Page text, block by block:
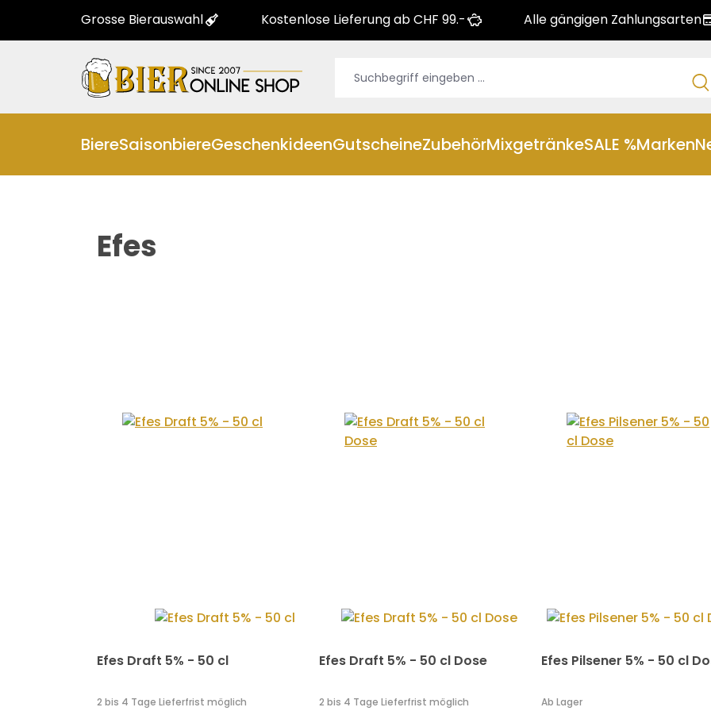
Grosse Bierauswahl Kostenlose Lieferung ab CHF 99.- Alle gängigen Zahlungsarten
BiereSaisonbiereGeschenkideenGutscheineZubehörMixgetränkeSALE %Marken
Efes
Efes Draft 5% - 50 cl
2 bis 4 Tage Lieferfrist möglich
Efes Draft 5% - 50 cl Dose
2 bis 4 Tage Lieferfrist möglich
Efes Pilsener 5% - 50 cl
Ab Lager